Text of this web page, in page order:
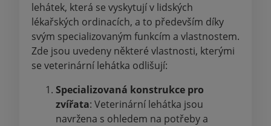
lehátek, která se vyskytují v lidských
lékařských ordinacích, a to především díky
svým specializovaným funkcím a vlastnostem.
Zde jsou uvedeny některé vlastnosti, kterými
se veterinární lehátka odlišují:
Specializovaná konstrukce pro
zvířata: Veterinární lehátka jsou
navržena s ohledem na potřeby a